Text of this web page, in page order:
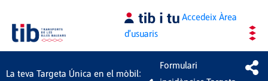
AccedeixÀrea
d'usuaris
La teva Targeta Única en el mòbil:
Formulari